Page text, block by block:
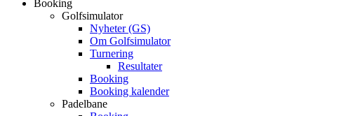
Booking
Golfsimulator
Nyheter (GS)
Om Golfsimulator
Turnering
Resultater
Booking
Booking kalender
Padelbane